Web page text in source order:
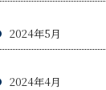
2024年5月
2024年4月